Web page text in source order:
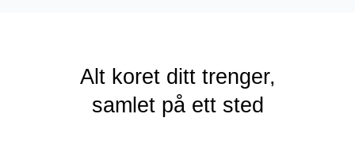
Alt koret ditt trenger,
samlet på ett sted